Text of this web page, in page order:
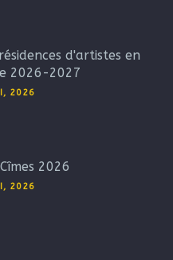
d'artistes en
2026-2027
2026
2026
2026